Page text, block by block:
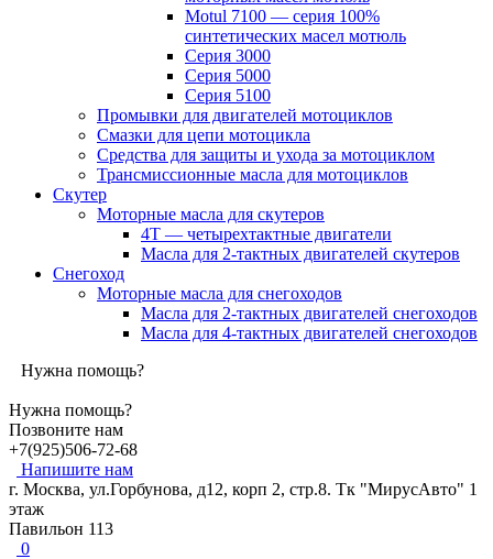
Motul 7100 — серия 100%
синтетических масел мотюль
Серия 3000
Серия 5000
Серия 5100
Промывки для двигателей мотоциклов
Смазки для цепи мотоцикла
Средства для защиты и ухода за мотоциклом
Трансмиссионные масла для мотоциклов
Скутер
Моторные масла для скутеров
4Т — четырехтактные двигатели
Масла для 2-тактных двигателей скутеров
Снегоход
Моторные масла для снегоходов
Масла для 2-тактных двигателей снегоходов
Масла для 4-тактных двигателей снегоходов
Нужна помощь?
Нужна помощь?
Позвоните нам
+7(925)506-72-68
Напишите нам
г. Москва, ул.Горбунова, д12, корп 2, стр.8. Тк "МирусАвто" 1
этаж
Павильон 113
0